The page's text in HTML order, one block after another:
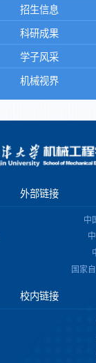
招生信息
科研成果
学子风采
机械视界
外部链接
中
国家
校内链接